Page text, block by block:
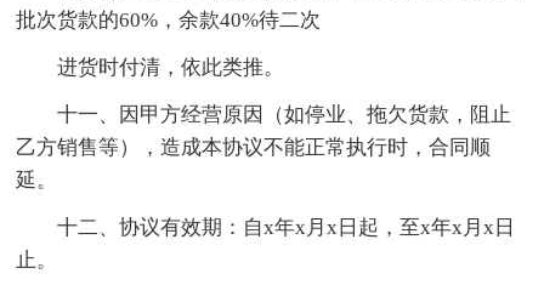
批次货款的60%，余款40%待二次
进货时付清，依此类推。
十一、因甲方经营原因（如停业、拖欠货款，阻止
乙方销售等），造成本协议不能正常执行时，合同顺
延。
十二、协议有效期：自x年x月x日起，至x年x月x日
止。